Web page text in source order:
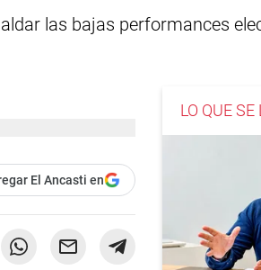
las bajas performances
El Ancasti en
LO QUE SE